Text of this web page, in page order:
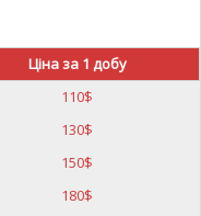
Ціна за 1 добу
110$
130$
150$
180$